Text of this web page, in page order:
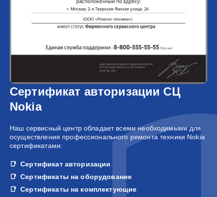
Сертификат авторизации СЦ
Nokia
Наш сервисный центр обладает всеми необходимыми для
осуществления профессионального ремонта техники Nokia
сертификатами:
Сертификат авторизации
Сертификаты на оборудование
Сертификаты на комплектующие